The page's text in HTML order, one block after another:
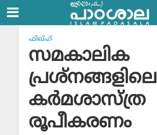
ഫിഖ്ഹ്
സമകാലിക
പ്രശ്നങ്ങളിലെ
കര്‍മശാസ്ത്ര
രൂപീകരണം